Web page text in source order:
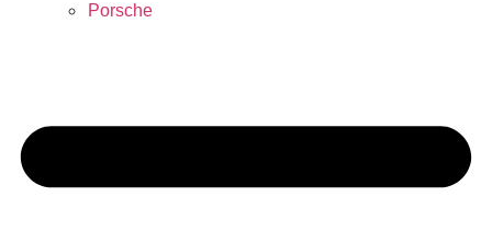
Porsche